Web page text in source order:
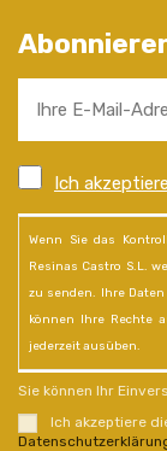
Ich
Wenn Sie das
Resinas Castro S.L.
zu senden. Ihre
können Ihre Rechte
jederzeit ausüben.
Sie können Ihr
Ich akzeptiere